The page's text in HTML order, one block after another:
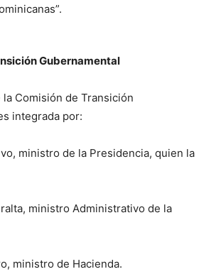
Gubernamental
Comisión de Transición
integrada por:
ministro de la Presidencia, quien la
ministro Administrativo de la
ministro de Hacienda.